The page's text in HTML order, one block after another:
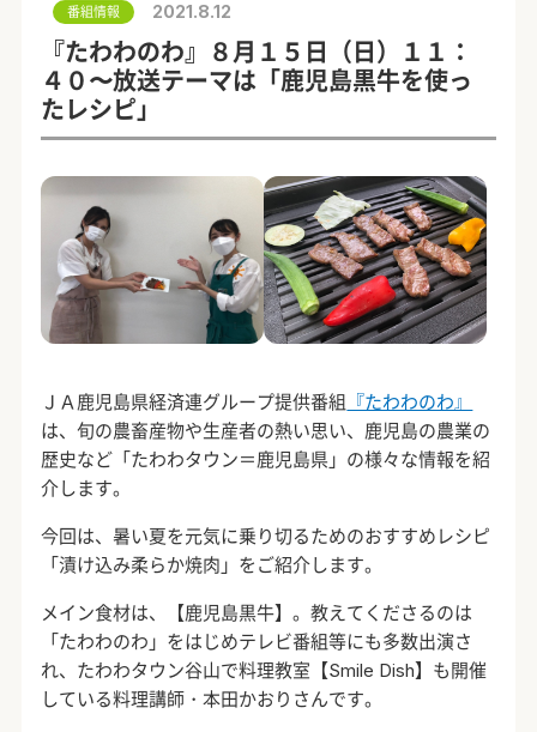
番組情報 2021.8.12
『たわわのわ』８月１５日（日）１１：
４０〜放送テーマは「鹿児島黒牛を使っ
たレシピ」
ＪＡ鹿児島県経済連グループ提供番組 『たわわのわ』
は、旬の農畜産物や生産者の熱い思い、鹿児島の農業の
歴史など「たわわタウン＝鹿児島県」の様々な情報を紹
介します。
今回は、暑い夏を元気に乗り切るためのおすすめレシピ
「漬け込み柔らか焼肉」をご紹介します。
メイン食材は、【鹿児島黒牛】。教えてくださるのは
「たわわのわ」をはじめテレビ番組等にも多数出演さ
れ、たわわタウン谷山で料理教室【Smile Dish】も開催
している料理講師・本田かおりさんです。